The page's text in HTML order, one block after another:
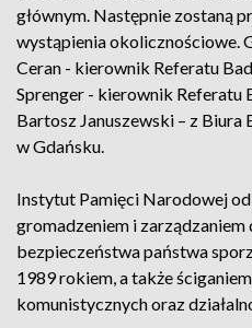
głównym. Następnie zostaną
wystąpienia okolicznościowe.
Ceran - kierownik Referatu
Sprenger - kierownik Referatu
Bartosz Januszewski – z
w Gdańsku.
Instytut Pamięci Narodowej
gromadzeniem i
bezpieczeństwa państwa
1989 rokiem, a także
komunistycznych oraz